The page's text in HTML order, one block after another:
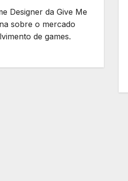
Designer da Give Me
sobre o mercado
de games.